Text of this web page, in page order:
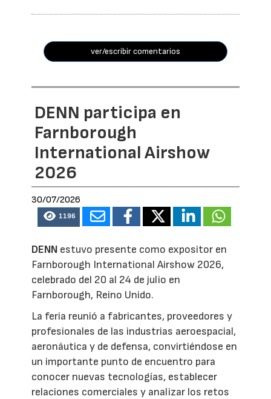
ver/escribir comentarios
DENN participa en
Farnborough
International Airshow
2026
30/07/2026
1196
DENN estuvo presente como expositor en
Farnborough International Airshow 2026,
celebrado del 20 al 24 de julio en
Farnborough, Reino Unido.
La feria reunió a fabricantes, proveedores y
profesionales de las industrias aeroespacial,
aeronáutica y de defensa, convirtiéndose en
un importante punto de encuentro para
conocer nuevas tecnologías, establecer
relaciones comerciales y analizar los retos